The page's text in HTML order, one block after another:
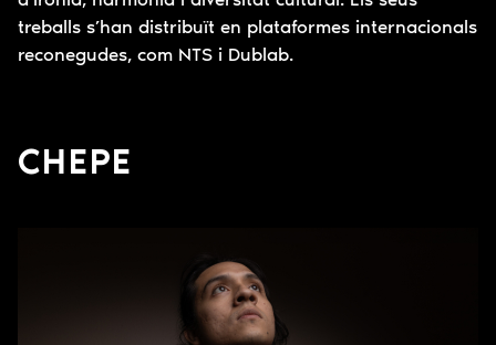
treballs s’han distribuït en plataformes internacionals
reconegudes, com NTS i Dublab.
CHEPE